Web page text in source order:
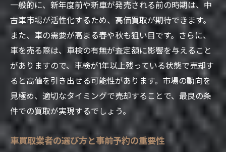
地元情報を活用した査定アップ術
地域特有の取引慣習とその影響
土浦市内で知っておくべきお得情報
査定額を最大化するための車両メンテナンスの
ヒント
査定前に行うべき車のメンテナンス
外観と内装のクリーニングの重要性
整備履歴が査定額に与える影響
車検と査定のタイミングの関係
一般的に、新年度前や新車が発売される前の時期は、中
古車市場が活性化するため、高価買取が期待できます。
また、車の需要が高まる春や秋も狙い目です。さらに、
車を売る際は、車検の有無が査定額に影響を与えること
がありますので、車検が1年以上残っている状態で売却す
ると高値を引き出せる可能性があります。市場の動向を
見極め、適切なタイミングで売却することで、最良の条
件での買取が実現するでしょう。
車買取業者の選び方と事前予約の重要性